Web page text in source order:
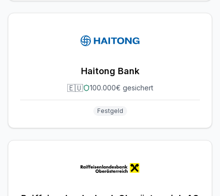
Haitong Bank
🇪🇺 100.000€ gesichert
Festgeld